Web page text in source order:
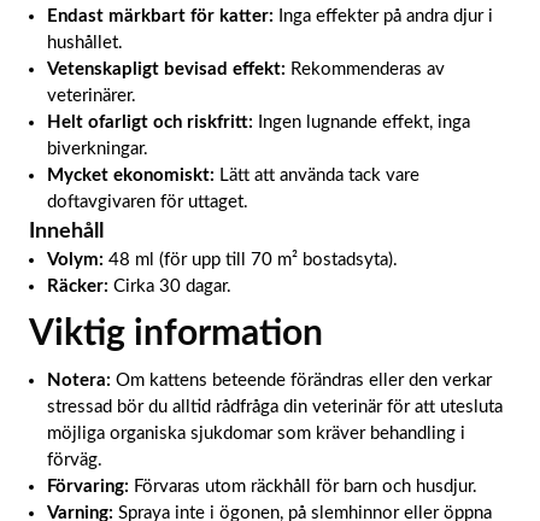
Endast märkbart för katter: Inga effekter på andra djur i
hushållet.
Vetenskapligt bevisad effekt: Rekommenderas av
veterinärer.
Helt ofarligt och riskfritt: Ingen lugnande effekt, inga
biverkningar.
Mycket ekonomiskt: Lätt att använda tack vare
doftavgivaren för uttaget.
Innehåll
Volym: 48 ml (för upp till 70 m² bostadsyta).
Räcker: Cirka 30 dagar.
Viktig information
Notera: Om kattens beteende förändras eller den verkar
stressad bör du alltid rådfråga din veterinär för att utesluta
möjliga organiska sjukdomar som kräver behandling i
förväg.
Förvaring: Förvaras utom räckhåll för barn och husdjur.
Varning: Spraya inte i ögonen, på slemhinnor eller öppna